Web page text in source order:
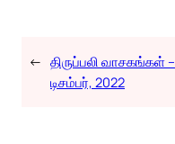
← திருப்பலி வாசகங்கள் –
டிசம்பர், 2022